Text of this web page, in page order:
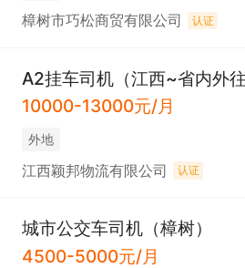
樟树市巧松商贸有限公司 认证
A2挂车司机（江西~省内外
10000-13000元/月
外地
江西颖邦物流有限公司 认证
城市公交车司机（樟树）
4500-5000元/月